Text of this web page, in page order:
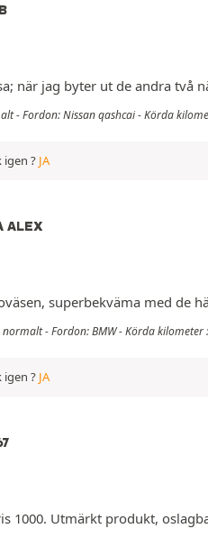
när jag byter ut de andra två
- Fordon: Nissan qashcai - Körda
igen ? JA
ALEX
superbekväma med de
- Fordon: BMW - Körda kilometer
igen ? JA
1000. Utmärkt produkt,